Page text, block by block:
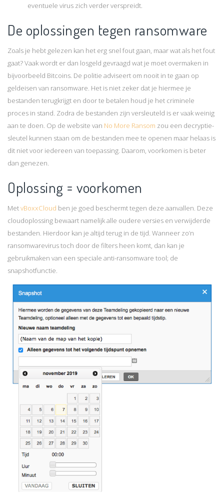
eventuele virus zich verder verspreidt.
De oplossingen tegen ransomware
Zoals je hebt gelezen kan het erg snel fout gaan, maar wat als het fout
gaat? Vaak wordt er dan losgeld gevraagd wat je moet overmaken in
bijvoorbeeld Bitcoins. De politie adviseert om nooit in te gaan op
geldeisen van ransomware. Het is niet zeker dat je hiermee je
bestanden terugkrijgt en door te betalen houd je het criminele
proces in stand. Zodra de bestanden zijn versleuteld is er vaak weinig
aan te doen. Op de website van No More Ransom zou een decryptie-
sleutel kunnen staan om de bestanden mee te openen maar helaas is
dit niet voor iedereen van toepassing. Daarom, voorkomen is beter
dan genezen.
Oplossing = voorkomen
MetvBoxxCloud ben je goed beschermt tegen deze aanvallen. Deze
cloudoplossing bewaart namelijk alle oudere versies en verwijderde
bestanden. Hierdoor kan je altijd terug in de tijd. Wanneer zo’n
ransomwarevirus toch door de filters heen komt, dan kan je
gebruikmaken van een speciale anti-ransomware tool; de
snapshotfunctie.